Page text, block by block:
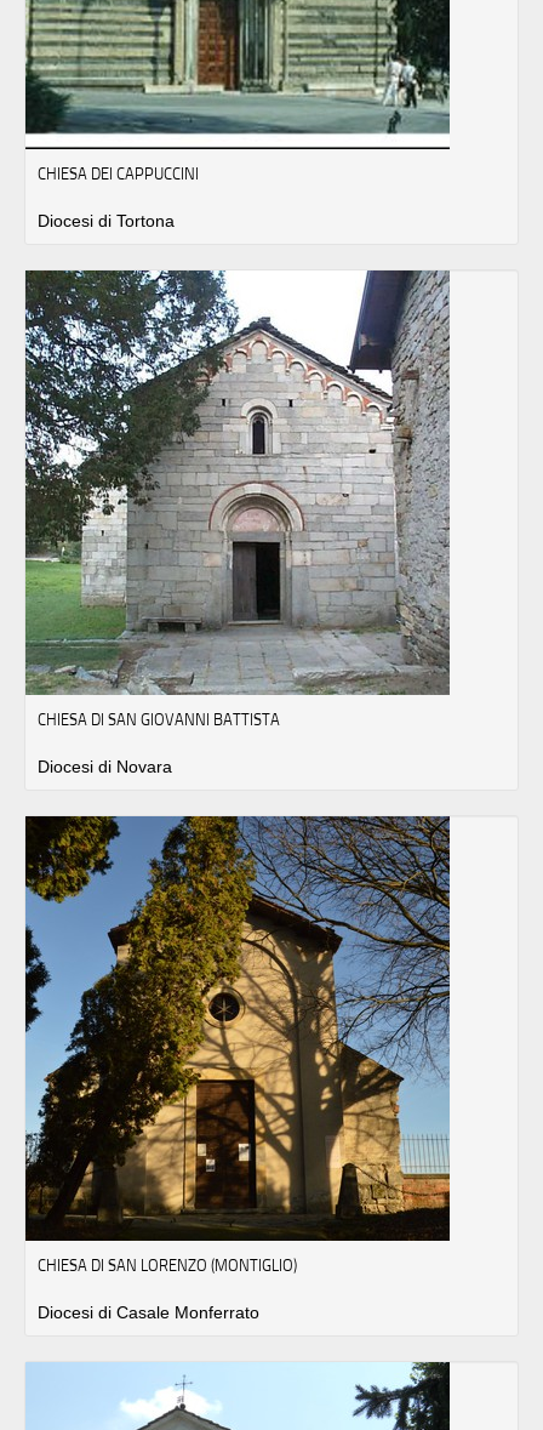
CHIESA DEI CAPPUCCINI
Diocesi di Tortona
CHIESA DI SAN GIOVANNI BATTISTA
Diocesi di Novara
CHIESA DI SAN LORENZO (MONTIGLIO)
Diocesi di Casale Monferrato